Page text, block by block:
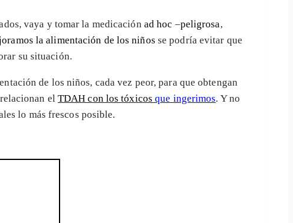
vaya y tomar la medicación ad hoc –peligrosa,
la alimentación de los niños se podría evitar que
su situación.
de los niños, cada vez peor, para que obtengan
el TDAH con los tóxicos que ingerimos. Y no
lo más frescos posible.